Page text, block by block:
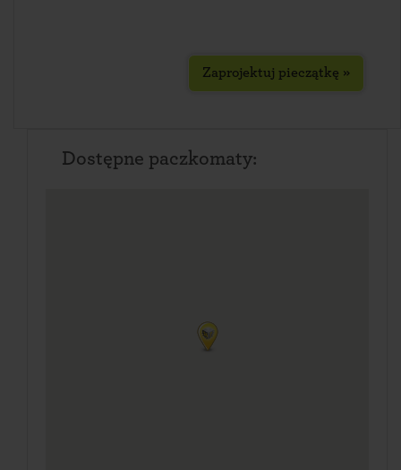
Zaprojektuj pieczątkę »
Dostępne paczkomaty: